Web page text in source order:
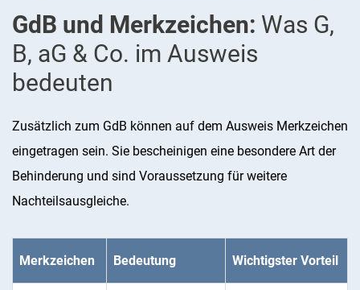
Verschlimmerungsantrag) stellen, um
einen höheren GdB zu erreichen.
GdB und Merkzeichen: Was G,
B, aG & Co. im Ausweis
bedeuten
Zusätzlich zum GdB können auf dem Ausweis Merkzeichen
eingetragen sein. Sie bescheinigen eine besondere Art der
Behinderung und sind Voraussetzung für weitere
Nachteilsausgleiche.
Merkzeichen Bedeutung Wichtigster Vorteil